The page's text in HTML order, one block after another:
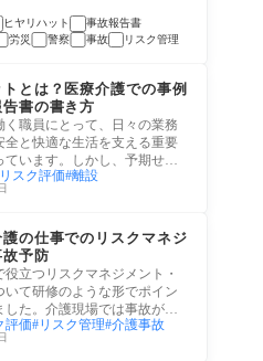
ヒヤリハット
事故報告書
労災 警察 事故
リスク管理
とは？医療介護での事例
書の書き方
く職員にとって、日々の業務
全と快適な生活を支える重要
ています。しかし、予期せぬ
リスク評価 離設
護の仕事でのリスクマネジ
予防
立つリスクマネジメント・
いて研修のような形でポイン
した。介護現場では事故が起
評価 リスク管理 介護事故